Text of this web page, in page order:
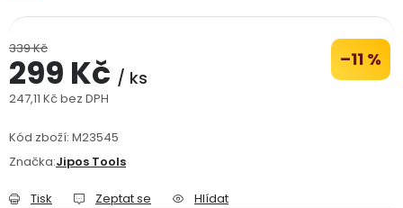
Reklamační formulář
339 Kč –11 %
299 Kč / ks
247,11 Kč bez DPH
Kód zboží: M23545
Značka:Jipos Tools
Tisk Zeptat se Hlídat